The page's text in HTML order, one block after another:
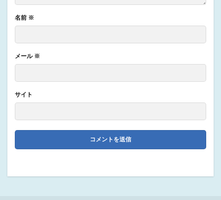
名前 ※
メール ※
サイト